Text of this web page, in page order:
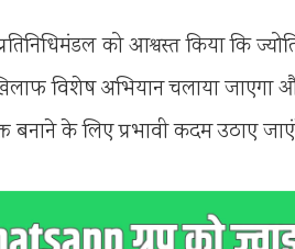
को आश्वस्त किया कि
विशेष अभियान चलाया जाएगा
बनाने के लिए प्रभावी कदम उठाए